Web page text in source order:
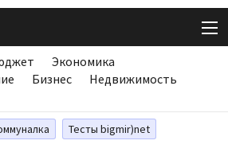
Экономика
Бизнес
Недвижимость
Тесты bigmir)net